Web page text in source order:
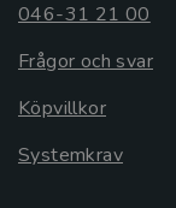
046-31 21 00
Frågor och svar
Köpvillkor
Systemkrav